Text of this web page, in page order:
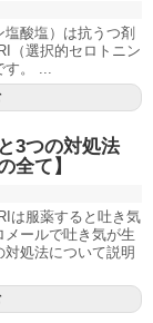
酸塩）は抗うつ剤
（選択的セロトニン
す。 ...
3つの対処法
全て】
は服薬すると吐き気
ールで吐き気が生
処法について説明